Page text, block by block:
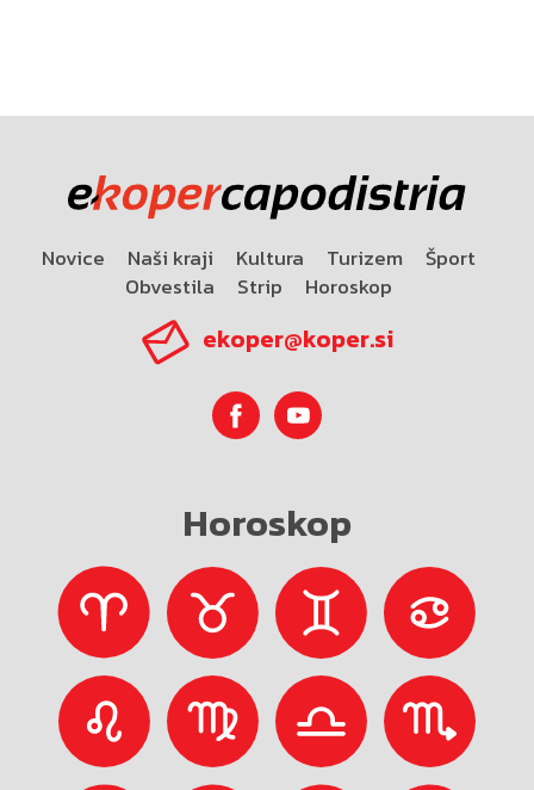
Novice Naši kraji Kultura Turizem
Šport
Obvestila
Strip Horoskop
ekoper@koper.si
Horoskop